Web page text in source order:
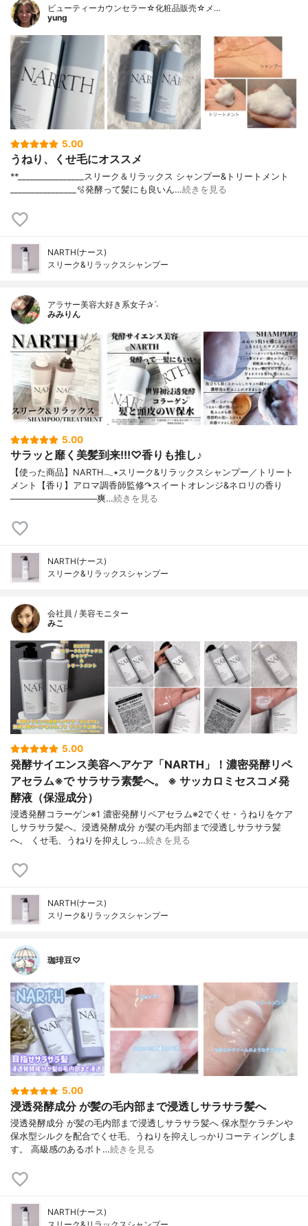
ビューティーカウンセラー☆化粧品販売☆メ…
yung
5.00
うねり、くせ毛にオススメ
**________________⁡⁡スリーク＆リラックス ⁡シャンプー&トリートメント
⁡________________⁡⁡⁡⁡⁡🫧発酵って髪にも良いん…続きを見る
NARTH(ナース)
スリーク&リラックスシャンプー
アラサー美容大好き系女子✰ˊ˗
みみりん
5.00
サラッと靡く美髪到来!!!♡香りも推し♪
【使った商品】NARTH𓂃٭スリーク&リラックスシャンプー／トリート
メント【香り】アロマ調香師監修↷スイートオレンジ&ネロリの香り
──────────────爽…続きを見る
NARTH(ナース)
スリーク&リラックスシャンプー
会社員 / 美容モニター
みこ
5.00
発酵サイエンス美容ヘアケア「NARTH」！濃密発酵リペ
アセラム※で サラサラ素髪へ。 ※ サッカロミセスコメ発
酵液（保湿成分）
浸透発酵コラーゲン※1 濃密発酵リペアセラム※2でくせ・うねりをケア
しサラサラ髪へ。浸透発酵成分 が髪の毛内部まで浸透しサラサラ髪
へ。 くせ毛、うねりを抑えしっ…続きを見る
NARTH(ナース)
スリーク&リラックスシャンプー
珈琲豆♡
5.00
浸透発酵成分 が髪の毛内部まで浸透しサラサラ髪へ
浸透発酵成分 が髪の毛内部まで浸透しサラサラ髪へ 保水型ケラチンや
保水型シルクを配合でくせ毛、うねりを抑えしっかりコーティングしま
す。 高級感のあるボト…続きを見る
NARTH(ナース)